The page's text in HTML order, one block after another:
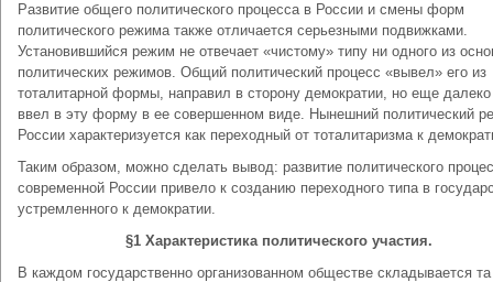
Развитие общего политического процесса в России и смены форм
политического режима также отличается серьезными подвижками.
Установившийся режим не отвечает «чистому» типу ни одного из
политических режимов. Общий политический процесс «вывел» его из
тоталитарной формы, направил в сторону демократии, но еще
ввел в эту форму в ее совершенном виде. Нынешний политический
России характеризуется как переходный от тоталитаризма к
Таким образом, можно сделать вывод: развитие политического
современной России привело к созданию переходного типа в
устремленного к демократии.
§1 Характеристика политического участия.
В каждом государственно организованном обществе складывается